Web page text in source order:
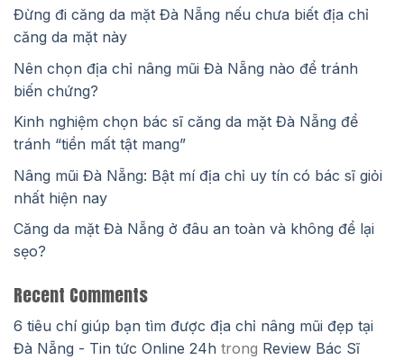
Đừng đi căng da mặt Đà Nẵng nếu chưa biết địa chỉ
căng da mặt này
Nên chọn địa chỉ nâng mũi Đà Nẵng nào để tránh
biến chứng?
Kinh nghiệm chọn bác sĩ căng da mặt Đà Nẵng để
tránh “tiền mất tật mang”
Nâng mũi Đà Nẵng: Bật mí địa chỉ uy tín có bác sĩ giỏi
nhất hiện nay
Căng da mặt Đà Nẵng ở đâu an toàn và không để lại
sẹo?
Recent Comments
6 tiêu chí giúp bạn tìm được địa chỉ nâng mũi đẹp tại
Đà Nẵng - Tin tức Online 24h trong Review Bác Sĩ